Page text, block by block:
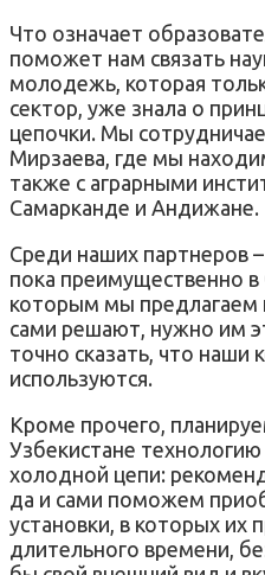
Что означает
поможет нам связать
молодежь, которая
сектор, уже знала о
цепочки. Мы
Мирзаева, где мы
также с аграрными
Самарканде и Андижане.
Среди наших партнеров
пока преимущественно в
которым мы предлагаем
сами решают, нужно им
точно сказать, что наши
используются.
Кроме прочего,
Узбекистане
холодной цепи:
да и сами поможем
установки, в которых их
длительного времени,